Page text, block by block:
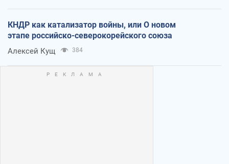
КНДР как катализатор войны, или О новом
этапе российско-северокорейского союза
Алексей Кущ 384